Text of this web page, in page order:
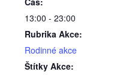
13:00 - 23:00
Rubrika Akce:
Rodinné akce
Štítky Akce: